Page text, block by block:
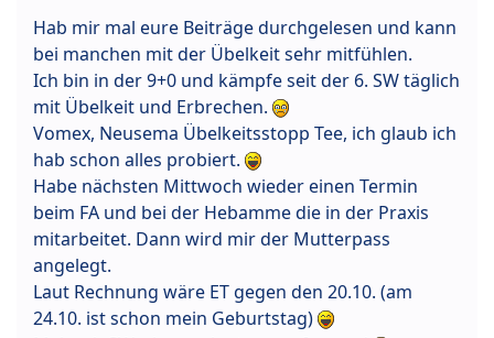
Hab mir mal eure Beiträge durchgelesen und kann
bei manchen mit der Übelkeit sehr mitfühlen.
Ich bin in der 9+0 und kämpfe seit der 6. SW täglich
mit Übelkeit und Erbrechen.
Vomex, Neusema Übelkeitsstopp Tee, ich glaub ich
hab schon alles probiert.
Habe nächsten Mittwoch wieder einen Termin
beim FA und bei der Hebamme die in der Praxis
mitarbeitet. Dann wird mir der Mutterpass
angelegt.
Laut Rechnung wäre ET gegen den 20.10. (am
24.10. ist schon mein Geburtstag)